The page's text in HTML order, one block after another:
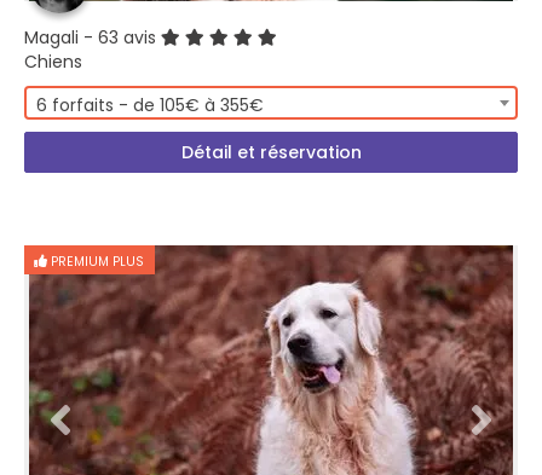
Magali - 63 avis
Chiens
6 forfaits - de 105€ à 355€
Détail et réservation
PREMIUM PLUS